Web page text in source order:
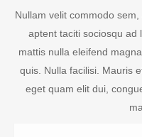
Nullam velit commodo
aptent taciti sociosqu ad
mattis nulla eleifend
quis. Nulla facilisi. Mauris
eget quam elit dui,